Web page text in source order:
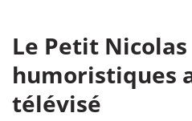
Le Petit
humoristiques
télévisé